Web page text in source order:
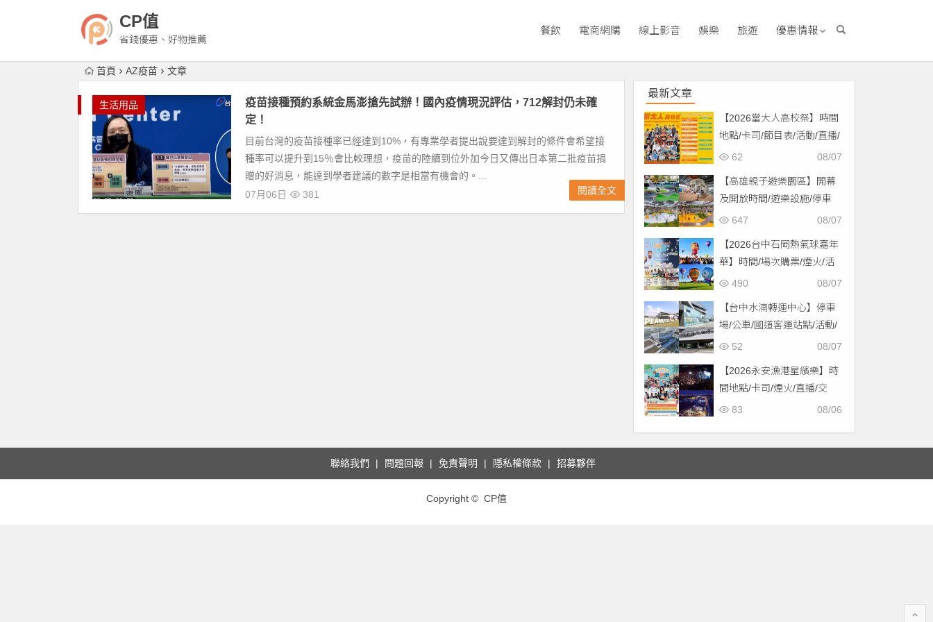
CP值
省錢優惠、好物推薦
餐飲 電商網購 線上影音 娛樂 旅遊 優惠情報
首頁 AZ疫苗 文章
生活用品
疫苗接種預約系統金馬澎搶先試辦！國內疫情現況評估，712解封仍未確
定！
目前台灣的疫苗接種率已經達到10%，有專業學者提出說要達到解封的條件會希望接
種率可以提升到15％會比較理想，疫苗的陸續到位外加今日又傳出日本第二批疫苗捐
贈的好消息，能達到學者建議的數字是相當有機會的。...
07月06日
381 閱讀全文
最新文章
【2026當大人高校祭】時間
地點/卡司/節目表/活動/直播/
交通，免費入場！
08/07
62
【高雄親子遊樂園區】開幕
及開放時間/遊樂設施/停車
場/交通一次看！
08/07
647
【2026台中石岡熱氣球嘉年
華】時間/場次購票/煙火/活
動/交通，土牛運動公園登08/07
490
【台中水湳轉運中心】停車
場/公車/國道客運站點/活動/
交通，啟用免費停車！ 08/07
52
【2026永安漁港星繽樂】時
間地點/卡司/煙火/直播/交
通，免費入場！
08/06
83
聯絡我們 問題回報 免責聲明 隱私權條款 招募夥伴
Copyright © CP值